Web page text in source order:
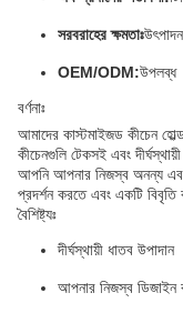
সরবরাহের ক্ষমতাঃউৎপাদন
OEM/ODM:উপলব্ধ
বর্ণনাঃ
আমাদের কাস্টমাইজড কীচেন
কীচেনগুলি টেকসই এবং
আপনি আপনার নিজস্ব অনন্য
প্রদর্শন করতে এবং একটি
বৈশিষ্ট্যঃ
দীর্ঘস্থায়ী ধাতব উপাদান
আপনার নিজস্ব ডিজাইন